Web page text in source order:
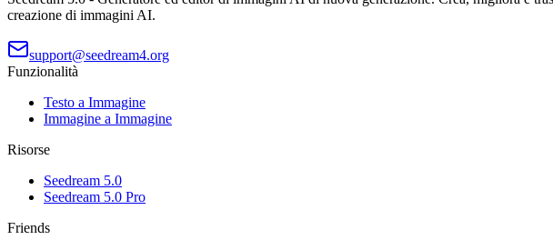
creazione di immagini AI.
support@seedream4.org
Funzionalità
Testo a Immagine
Immagine a Immagine
Risorse
Seedream 5.0
Seedream 5.0 Pro
Friends